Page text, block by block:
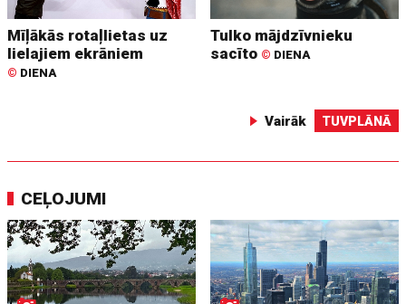
Mīļākās rotaļlietas uz
lielajiem ekrāniem
© DIENA
Tulko mājdzīvnieku
sacīto © DIENA
Vairāk TUVPLĀNĀ
CEĻOJUMI